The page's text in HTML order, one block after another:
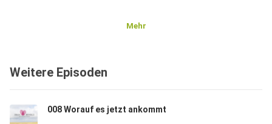
Mehr
Weitere Episoden
008 Worauf es jetzt ankommt